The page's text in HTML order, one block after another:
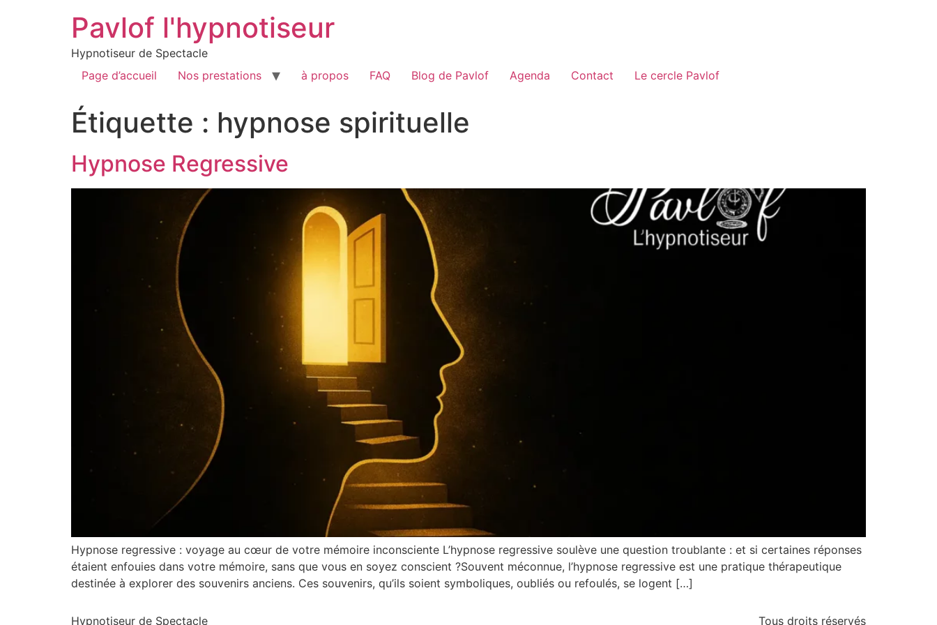
Pavlof l'hypnotiseur
Hypnotiseur de Spectacle
Page d’accueil
Nos prestations à propos FAQ Blog de Pavlof Agenda Contact Le cercle Pavlof
Étiquette : hypnose spirituelle
Hypnose Regressive
Hypnose regressive : voyage au cœur de votre mémoire inconsciente L’hypnose regressive soulève une question troublante : et si certaines réponses
étaient enfouies dans votre mémoire, sans que vous en soyez conscient ?Souvent méconnue, l’hypnose regressive est une pratique thérapeutique
destinée à explorer des souvenirs anciens. Ces souvenirs, qu’ils soient symboliques, oubliés ou refoulés, se logent […]
Hypnotiseur de Spectacle Tous droits réservés